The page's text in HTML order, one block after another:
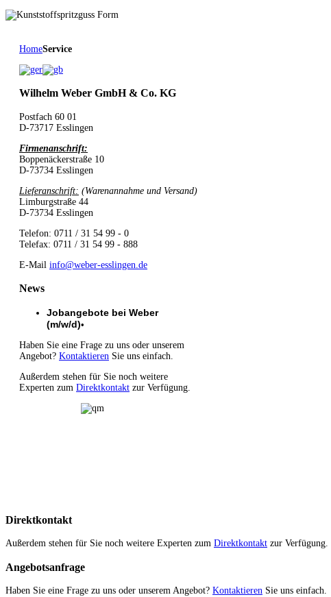
HomeService
Wilhelm Weber GmbH & Co. KG
Postfach 60 01
D-73717 Esslingen
Firmenanschrift:
Boppenäckerstraße 10
D-73734 Esslingen
Lieferanschrift: (Warenannahme und Versand)
Limburgstraße 44
D-73734 Esslingen
Telefon: 0711 / 31 54 99 - 0
Telefax: 0711 / 31 54 99 - 888
E-Mail info@weber-esslingen.de
News
Jobangebote bei Weber
(m/w/d)•
Haben Sie eine Frage zu uns oder unserem
Angebot? Kontaktieren Sie uns einfach.
Außerdem stehen für Sie noch weitere
Experten zum Direktkontakt zur Verfügung.
Direktkontakt
Außerdem stehen für Sie noch weitere Experten zum Direktkontakt zur Verfügung.
Angebotsanfrage
Haben Sie eine Frage zu uns oder unserem Angebot? Kontaktieren Sie uns einfach.